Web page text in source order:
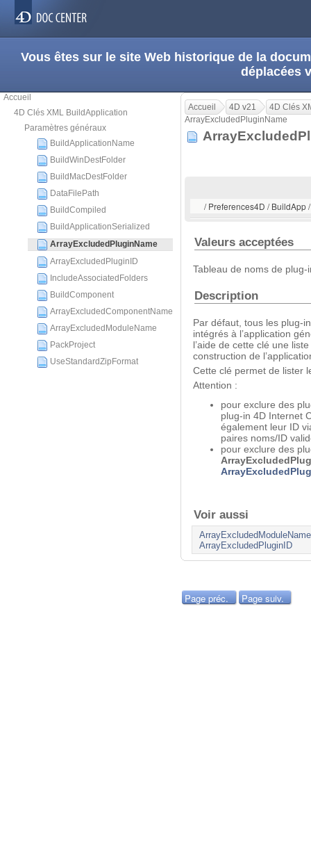
Vous êtes sur le site Web historique de la
déplacées
Accueil
4D Clés XML BuildApplication
Paramètres généraux
BuildApplicationName
BuildWinDestFolder
BuildMacDestFolder
DataFilePath
BuildCompiled
BuildApplicationSerialized
ArrayExcludedPluginName
ArrayExcludedPluginID
IncludeAssociatedFolders
BuildComponent
ArrayExcludedComponentName
ArrayExcludedModuleName
PackProject
UseStandardZipFormat
Accueil 4D v21
4D Clés
ArrayExcludedPluginName
/ Preferences4D / BuildApp
Valeurs acceptées
Tableau de noms de plug-
Description
Par défaut, tous les plug-
intégrés à l’application
l’aide de cette clé une
construction de
Cette clé permet de lister
Attention :
pour exclure des
plug-in 4D Internet
également leur ID
paires noms/ID
pour exclure des
Voir aussi
ArrayExcludedModuleName
ArrayExcludedPluginID
Page préc. Page suiv.